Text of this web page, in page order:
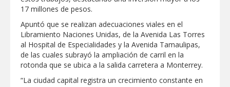
Tamaulipas
GOBIERNO MUNICIPAL EXHORTA A
PREVENIR ENFERMEDADES DURANTE
LA TEMPORADA DE CALOR
Intensificó Municipio programa de
bacheo en cuatro colonias de Reynosa
CONAEDU sobre redes sociales y
17 millones de pesos.
Apuntó que se realizan adecuaciones viales en el
Libramiento Naciones Unidas, de la Avenida Las Torres
al Hospital de Especialidades y la Avenida Tamaulipas,
de las cuales subrayó la ampliación de carril en la
rotonda que se ubica a la salida carretera a Monterrey.
“La ciudad capital registra un crecimiento constante en